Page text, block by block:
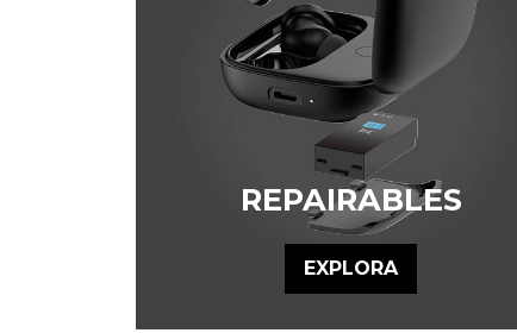
REPAIRABLES
EXPLORA